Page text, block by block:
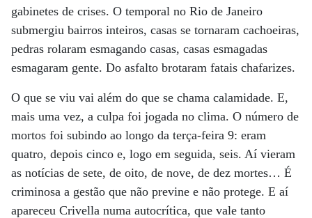
gabinetes de crises. O temporal no Rio de Janeiro
submergiu bairros inteiros, casas se tornaram cachoeiras,
pedras rolaram esmagando casas, casas esmagadas
esmagaram gente. Do asfalto brotaram fatais chafarizes.
O que se viu vai além do que se chama calamidade. E,
mais uma vez, a culpa foi jogada no clima. O número de
mortos foi subindo ao longo da terça-feira 9: eram
quatro, depois cinco e, logo em seguida, seis. Aí vieram
as notícias de sete, de oito, de nove, de dez mortes… É
criminosa a gestão que não previne e não protege. E aí
apareceu Crivella numa autocrítica, que vale tanto